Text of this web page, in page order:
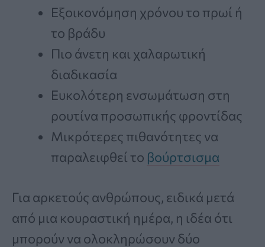
Εξοικονόμηση χρόνου το πρωί ή
το βράδυ
Πιο άνετη και χαλαρωτική
διαδικασία
Ευκολότερη ενσωμάτωση στη
ρουτίνα προσωπικής φροντίδας
Μικρότερες πιθανότητες να
παραλειφθεί το βούρτσισμα
Για αρκετούς ανθρώπους, ειδικά μετά
από μια κουραστική ημέρα, η ιδέα ότι
μπορούν να ολοκληρώσουν δύο